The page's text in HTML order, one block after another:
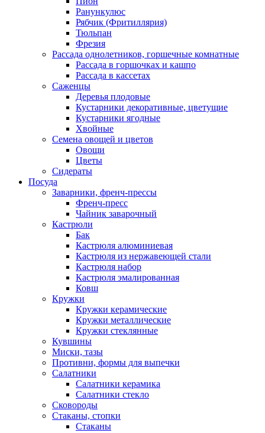
Ранункулюс
Рябчик (Фритиллярия)
Тюльпан
Фрезия
Рассада однолетников, горшечные комнатные
Рассада в горшочках и кашпо
Рассада в кассетах
Саженцы
Деревья плодовые
Кустарники декоративные, цветущие
Кустарники ягодные
Хвойные
Семена овощей и цветов
Овощи
Цветы
Сидераты
Посуда
Заварники, френч-прессы
Френч-пресс
Чайник заварочный
Кастрюли
Бак
Кастрюля алюминиевая
Кастрюля из нержавеющей стали
Кастрюля набор
Кастрюля эмалированная
Ковш
Кружки
Кружки керамические
Кружки металлические
Кружки стеклянные
Кувшины
Миски, тазы
Противни, формы для выпечки
Салатники
Салатники керамика
Салатники стекло
Сковороды
Стаканы, стопки
Стаканы